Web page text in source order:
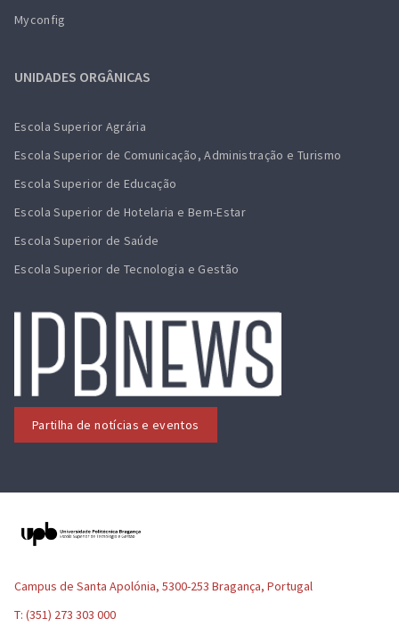
Myconfig
UNIDADES ORGÂNICAS
Escola Superior Agrária
Escola Superior de Comunicação, Administração e Turismo
Escola Superior de Educação
Escola Superior de Hotelaria e Bem-Estar
Escola Superior de Saúde
Escola Superior de Tecnologia e Gestão
Partilha de notícias e eventos
Campus de Santa Apolónia, 5300-253 Bragança, Portugal
T: (351) 273 303 000